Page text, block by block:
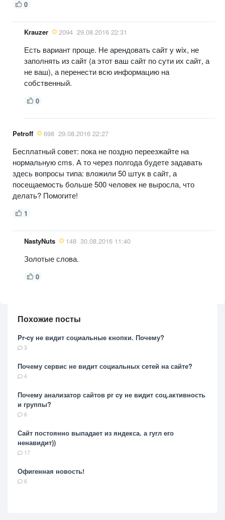
0
Krauzer 2094 29.08.2016 22:31
Есть вариант проще. Не арендовать сайт у wix, не
заполнять из сайт (а этот ваш сайт по сути их сайт, а
не ваш), а перенести всю информацию на
собственный.
0
Petroff 698 29.08.2016 22:27
Бесплатный совет: пока не поздно переезжайте на
нормальную cms. А то через полгода будете задавать
здесь вопросы типа: вложили 50 штук в сайт, а
посещаемость больше 500 человек не выросла, что
делать? Помогите!
1
NastyNuts 148 30.08.2016 11:40
Золотые слова.
0
Похожие посты
Pr-cy не видит социальные кнопки. Почему?
3
Почему сервис не видит социальных сетей на сайте?
4
Почему анализатор сайтов pr cy не видит соц.активность
и группы?
6
Сайт постоянно выпадает из яндекса. а гугл его
ненавидит))
17
Офигенная новость!
6